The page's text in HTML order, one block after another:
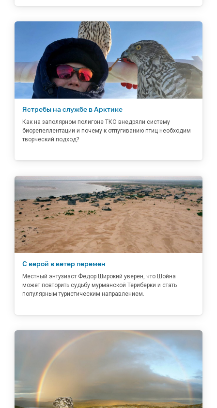
Ястребы на службе в Арктике
Как на заполярном полигоне ТКО внедряли систему
биорепеллентации и почему к отпугиванию птиц необходим
творческий подход?
С верой в ветер перемен
Местный энтузиаст Федор Широкий уверен, что Шойна
может повторить судьбу мурманской Териберки и стать
популярным туристическим направлением.